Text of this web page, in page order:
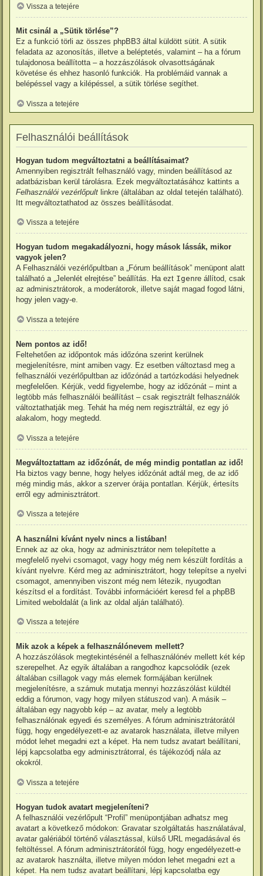
Vissza a tetejére
Mit csinál a „Sütik törlése”?
Ez a funkció törli az összes phpBB3 által küldött sütit. A sütik
feladata az azonosítás, illetve a beléptetés, valamint – ha a fórum
tulajdonosa beállította – a hozzászólások olvasottságának
követése és ehhez hasonló funkciók. Ha problémáid vannak a
belépéssel vagy a kilépéssel, a sütik törlése segíthet.
Vissza a tetejére
Felhasználói beállítások
Hogyan tudom megváltoztatni a beállításaimat?
Amennyiben regisztrált felhasználó vagy, minden beállításod az
adatbázisban kerül tárolásra. Ezek megváltoztatásához kattints a
Felhasználói vezérlőpult linkre (általában az oldal tetején található).
Itt megváltoztathatod az összes beállításodat.
Vissza a tetejére
Hogyan tudom megakadályozni, hogy mások lássák, mikor
vagyok jelen?
A Felhasználói vezérlőpultban a „Fórum beállítások” menüpont alatt
található a „Jelenlét elrejtése” beállítás. Ha ezt Igenre állítod, csak
az adminisztrátorok, a moderátorok, illetve saját magad fogod látni,
hogy jelen vagy-e.
Vissza a tetejére
Nem pontos az idő!
Feltehetően az időpontok más időzóna szerint kerülnek
megjelenítésre, mint amiben vagy. Ez esetben változtasd meg a
felhasználói vezérlőpultban az időzónád a tartózkodási helyednek
megfelelően. Kérjük, vedd figyelembe, hogy az időzónát – mint a
legtöbb más felhasználói beállítást – csak regisztrált felhasználók
változtathatják meg. Tehát ha még nem regisztráltál, ez egy jó
alakalom, hogy megtedd.
Vissza a tetejére
Megváltoztattam az időzónát, de még mindig pontatlan az idő!
Ha biztos vagy benne, hogy helyes időzónát adtál meg, de az idő
még mindig más, akkor a szerver órája pontatlan. Kérjük, értesíts
erről egy adminisztrátort.
Vissza a tetejére
A használni kívánt nyelv nincs a listában!
Ennek az az oka, hogy az adminisztrátor nem telepítette a
megfelelő nyelvi csomagot, vagy hogy még nem készült fordítás a
kívánt nyelvre. Kérd meg az adminisztrátort, hogy telepítse a nyelvi
csomagot, amennyiben viszont még nem létezik, nyugodtan
készítsd el a fordítást. További információért keresd fel a phpBB
Limited weboldalát (a link az oldal alján található).
Vissza a tetejére
Mik azok a képek a felhasználónevem mellett?
A hozzászólások megtekintésénél a felhasználónév mellett két kép
szerepelhet. Az egyik általában a rangodhoz kapcsolódik (ezek
általában csillagok vagy más elemek formájában kerülnek
megjelenítésre, a számuk mutatja mennyi hozzászólást küldtél
eddig a fórumon, vagy hogy milyen státuszod van). A másik –
általában egy nagyobb kép – az avatar, mely a legtöbb
felhasználónak egyedi és személyes. A fórum adminisztrátorától
függ, hogy engedélyezett-e az avatarok használata, illetve milyen
módot lehet megadni ezt a képet. Ha nem tudsz avatart beállítani,
lépj kapcsolatba egy adminisztrátorral, és tájékozódj nála az
okokról.
Vissza a tetejére
Hogyan tudok avatart megjeleníteni?
A felhasználói vezérlőpult “Profil” menüpontjában adhatsz meg
avatart a következő módokon: Gravatar szolgáltatás használatával,
avatar galériából történő választással, külső URL megadásával és
feltöltéssel. A fórum adminisztrátorától függ, hogy engedélyezett-e
az avatarok használta, illetve milyen módon lehet megadni ezt a
képet. Ha nem tudsz avatart beállítani, lépj kapcsolatba egy